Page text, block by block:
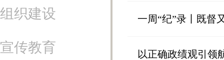
组织建设
宣传教育
一周“纪”录丨既
以正确政绩观引领